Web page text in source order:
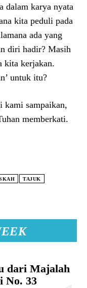
dari Majalah
No. 33
dalam karya nyata
kita peduli pada
ada yang
diri hadir? Masih
kita kerjakan.
untuk itu?
kami sampaikan,
memberkati.
TAJUK